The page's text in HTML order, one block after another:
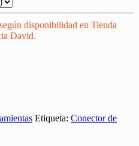
disponibilidad en Tienda
David.
Etiqueta: Conector de